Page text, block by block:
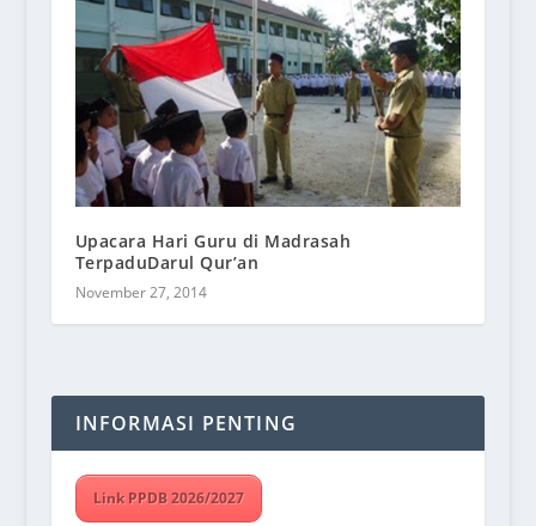
Upacara Hari Guru di Madrasah
TerpaduDarul Qur’an
November 27, 2014
INFORMASI PENTING
Link PPDB 2026/2027